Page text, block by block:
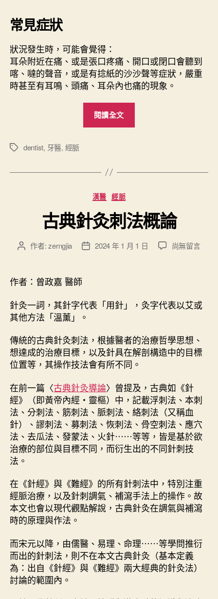
常見症狀
狀況發生時，可能會覺得：
耳朵附近在痛、或是張口疼痛、開口或閉口會聽到
喀、噠的聲音，或是有捻紙的沙沙聲等症狀，嚴重
時甚至有耳鳴、頭痛、耳朵內也痛的現象。
閱讀全文
障
射
治
療
標
dentist, 牙醫, 經脈
分
類
漢醫 經脈
古典針灸刺法概論
文
者
作者:zerngjia
文
期
2024 年 1 月 1 日
在
灸
刺
論
〉
尚無留言
作者：曾政嘉 醫師
針灸一詞，其針字代表「用針」，灸字代表以艾或
其他方法「溫薰」。
傳統的古典針灸刺法，根據醫者的治療哲學思想、
想達成的治療目標，以及針具在解剖構造中的目標
位置等，其操作技法會有所不同。
在前一篇〈古典針灸導論〉曾提及，古典如《針
經》（即黃帝內經・靈樞）中，記載浮刺法、本刺
法、分刺法、筋刺法、脈刺法、絡刺法（又稱血
針）、謬刺法、募刺法、恢刺法、骨空刺法、應穴
法、去瓜法、發蒙法、火針⋯⋯等等，皆是基於欲
治療的部位與目標不同，而衍生出的不同針刺技
法。
在《針經》與《難經》的所有針刺法中，特別注重
經脈治療，以及針刺調氣、補瀉手法上的操作。故
本文也會以現代觀點解說，古典針灸在調氣與補瀉
時的原理與作法。
而宋元以降，由儒醫、易理、命理⋯⋯等學問推衍
而出的針刺法，則不在本文古典針灸（基本定義
為：出自《針經》與《難經》兩大經典的針灸法）
討論的範圍內。